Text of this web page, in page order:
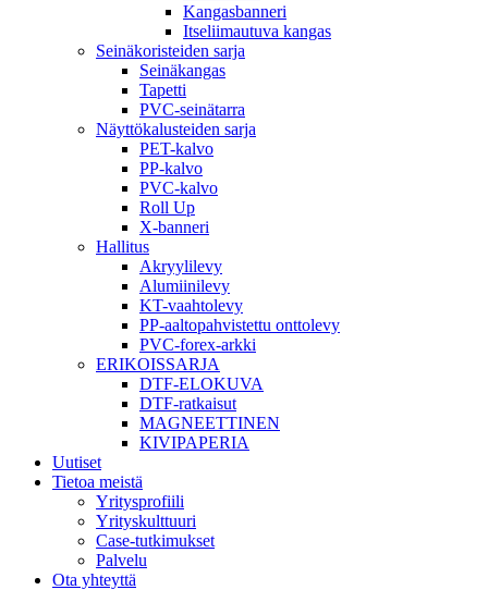
Kangasbanneri
Itseliimautuva kangas
Seinäkoristeiden sarja
Seinäkangas
Tapetti
PVC-seinätarra
Näyttökalusteiden sarja
PET-kalvo
PP-kalvo
PVC-kalvo
Roll Up
X-banneri
Hallitus
Akryylilevy
Alumiinilevy
KT-vaahtolevy
PP-aaltopahvistettu onttolevy
PVC-forex-arkki
ERIKOISSARJA
DTF-ELOKUVA
DTF-ratkaisut
MAGNEETTINEN
KIVIPAPERIA
Uutiset
Tietoa meistä
Yritysprofiili
Yrityskulttuuri
Case-tutkimukset
Palvelu
Ota yhteyttä